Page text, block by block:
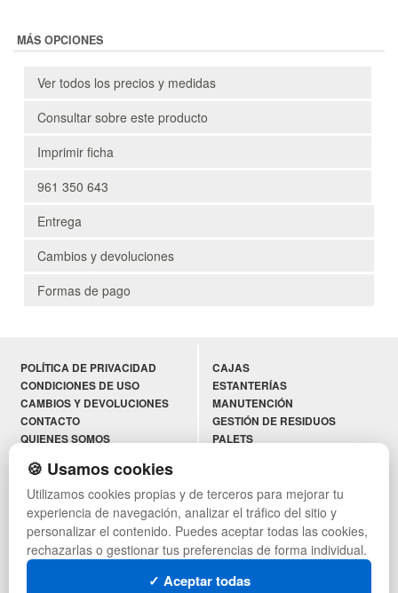
MÁS OPCIONES
Ver todos los precios y medidas
Consultar sobre este producto
Imprimir ficha
961 350 643
Entrega
Cambios y devoluciones
Formas de pago
POLÍTICA DE PRIVACIDAD
CONDICIONES DE USO
CAMBIOS Y DEVOLUCIONES
CONTACTO
QUIENES SOMOS
PREGUNTAS FRECUENTES
INGRESA A TU CUENTA
AYUDA RECIBIDA
CAJAS
ESTANTERÍAS
MANUTENCIÓN
GESTIÓN DE RESIDUOS
PALETS
LOTES DE NAVIDAD
DEPORTES
ARTÍCULOS DE NATACIÓN
PALETS DE PLÁSTICO
🍪 Usamos cookies
Utilizamos cookies propias y de terceros para mejorar tu
experiencia de navegación, analizar el tráfico del sitio y
personalizar el contenido. Puedes aceptar todas las cookies,
rechazarlas o gestionar tus preferencias de forma individual.
✓ Aceptar todas